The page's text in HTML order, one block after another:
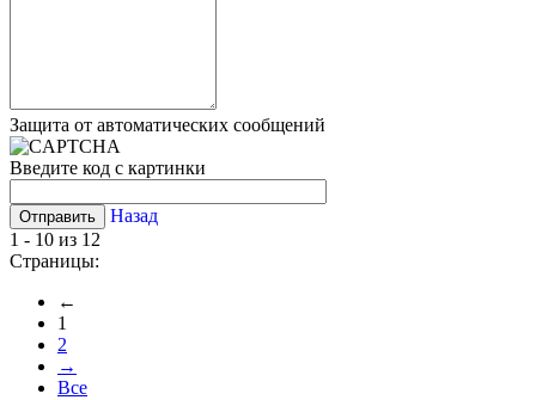
Защита от автоматических сообщений
Введите код с картинки
Назад
1 - 10 из 12
Страницы:
←
1
2
→
Все